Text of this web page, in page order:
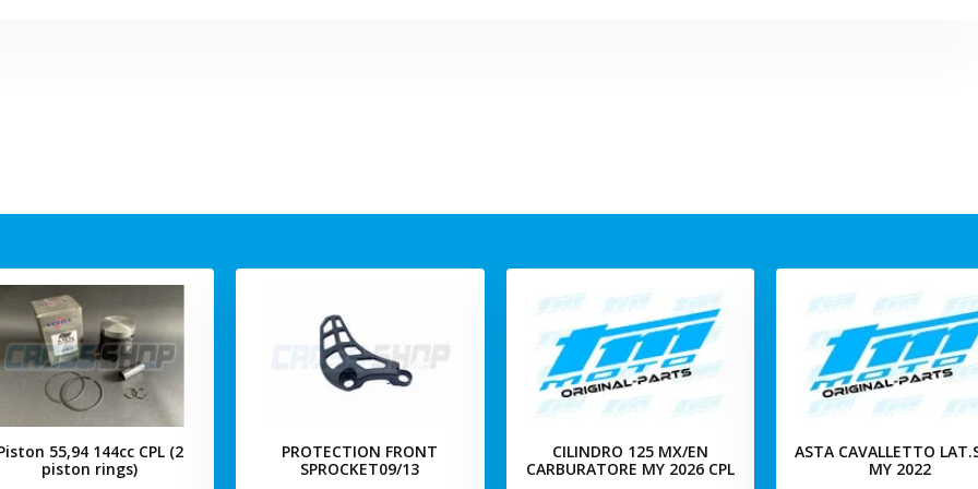
55,94 144cc CPL (2
piston rings)
PROTECTION FRONT
SPROCKET09/13
CILINDRO 125 MX/EN
CARBURATORE MY 2026 CPL
ASTA CAVALLETTO
MY 2022